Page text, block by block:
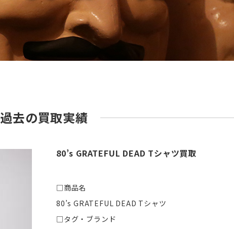
過去の買取実績
80’s GRATEFUL DEAD Tシャツ買取
□商品名
80’s GRATEFUL DEAD Tシャツ
□タグ・ブランド